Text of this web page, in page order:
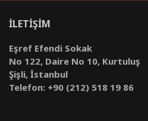
İLETİŞİM
Eşref Efendi Sokak
No 122, Daire No 10, Kurtuluş
Şişli, İstanbul
Telefon: +90 (212) 518 19 86